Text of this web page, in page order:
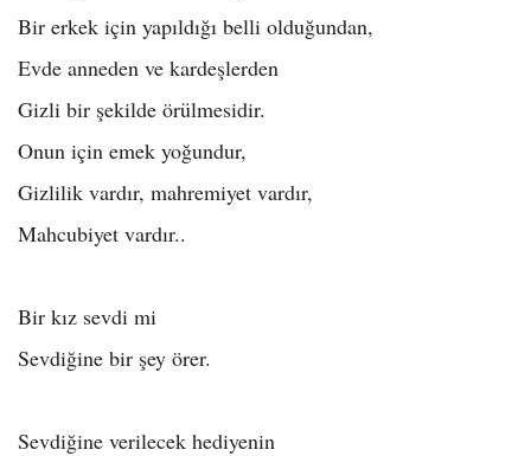
Bir erkek için yapıldığı belli olduğundan,
Evde anneden ve kardeşlerden
Gizli bir şekilde örülmesidir.
Onun için emek yoğundur,
Gizlilik vardır, mahremiyet vardır,
Mahcubiyet vardır..
Bir kız sevdi mi
Sevdiğine bir şey örer.
Sevdiğine verilecek hediyenin